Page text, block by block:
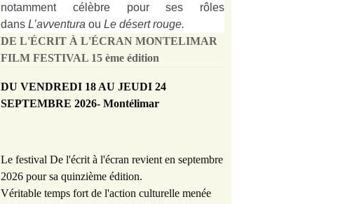
notamment célèbre pour ses rôles
dans L’avventura ou Le désert rouge.
DE L'ÉCRIT À L'ÉCRAN MONTELIMAR
FILM FESTIVAL 15 ème édition
DU VENDREDI 18 AU JEUDI 24
SEPTEMBRE 2026- Montélimar
Le festival De l'écrit à l'écran revient en septembre
2026 pour sa quinzième édition.
Véritable temps fort de l'action culturelle menée